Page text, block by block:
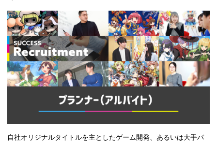
自社オリジナルタイトルを主としたゲーム開発、あるいは大手パ